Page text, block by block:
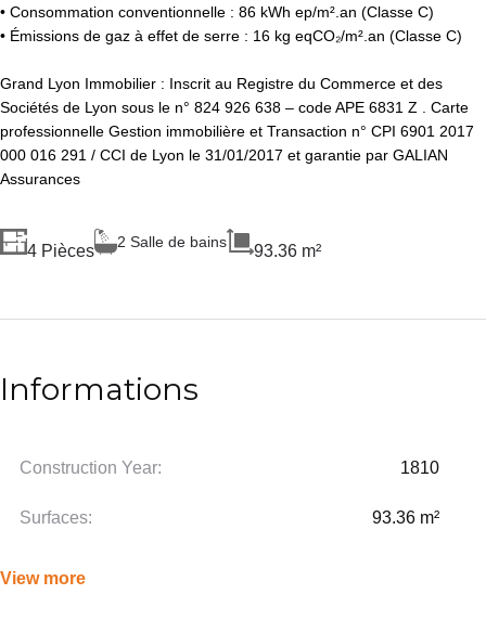
• Consommation conventionnelle : 86 kWh ep/m².an (Classe C)
• Émissions de gaz à effet de serre : 16 kg eqCO₂/m².an (Classe C)
Grand Lyon Immobilier : Inscrit au Registre du Commerce et des
Sociétés de Lyon sous le n° 824 926 638 – code APE 6831 Z . Carte
professionnelle Gestion immobilière et Transaction n° CPI 6901 2017
000 016 291 / CCI de Lyon le 31/01/2017 et garantie par GALIAN
Assurances
4 Pièces 2 Salle de bains 93.36 m²
Informations
Construction Year: 1810
Surfaces: 93.36 m²
View more